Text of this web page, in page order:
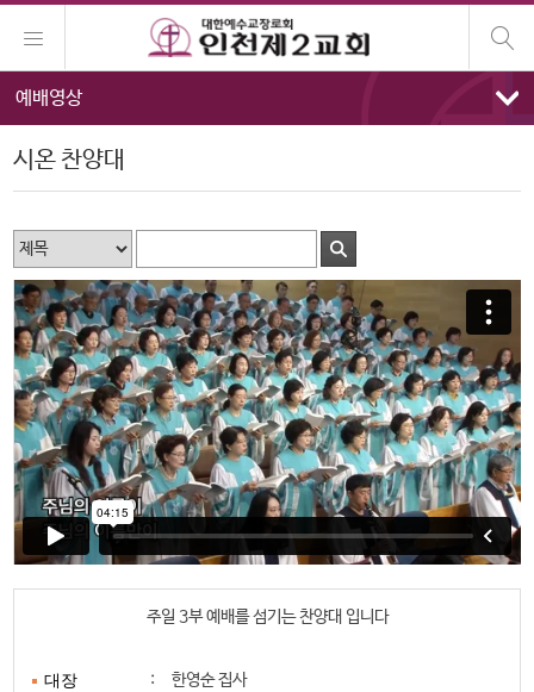
예배영상
시온 찬양대
주일 3부 예배를 섬기는 찬양대 입니다
대장 : 한영순 집사